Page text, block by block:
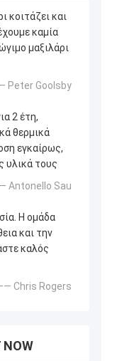
κοιτάζει και
καμία
μαξιλάρι
Peter Goolsby
2 έτη,
θερμικά
εγκαίρως,
υλικά τους
Antonello Sau
Η ομάδα
και την
καλός
Chris Rogers
NOW